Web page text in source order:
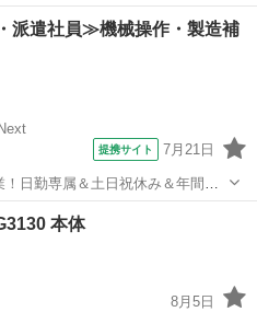
クカートリッジ
派遣社員≫機械操作・製造補
提携サイト 7月21日
日勤専属＆土日祝休み＆年間休
イカー通勤OK＆無料駐車場あり
茨城県常陸大宮市》 人気の
本体
8月5日